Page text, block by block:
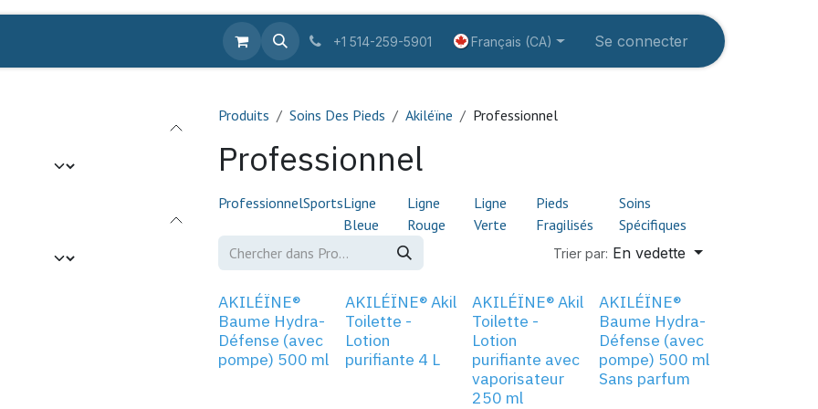
Fournitures Pro Services Éducation À propos Créer un compte
+1 514-259-5901 Français (CA) Se connecter
Produits Soins Des Pieds Akiléïne Professionnel
Professionnel
ProfessionnelSportsLigne
Bleue
Ligne
Rouge
Ligne
Verte
Pieds
Fragilisés
Soins
Spécifiques
Trier par: En vedette
AKILÉÏNE®
Baume Hydra-
Défense (avec
pompe) 500 ml
AKILÉÏNE® Akil
Toilette -
Lotion
purifiante 4 L
AKILÉÏNE® Akil
Toilette -
Lotion
purifiante avec
vaporisateur
250 ml
AKILÉÏNE®
Baume Hydra-
Défense (avec
pompe) 500 ml
Sans parfum